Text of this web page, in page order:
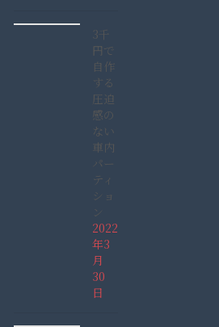
3千
円で
自作
する
圧迫
感の
ない
車内
パー
ティ
ショ
ン
2022
年3
月
30
日